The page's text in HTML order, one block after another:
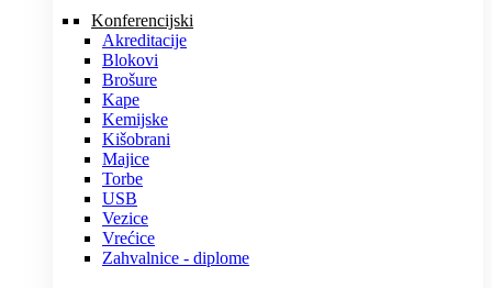
Konferencijski
Akreditacije
Blokovi
Brošure
Kape
Kemijske
Kišobrani
Majice
Torbe
USB
Vezice
Vrećice
Zahvalnice - diplome